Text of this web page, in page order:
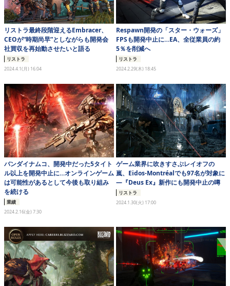
リストラ最終段階迎えるEmbracer、
CEOが“時期尚早”としながらも開発会
社買収を再始動させたいと語る
リストラ
2024.4.1(月) 16:04
Respawn開発の「スター・ウォーズ」
FPSも開発中止に…EA、全従業員の約
5％を削減へ
リストラ
2024.2.29(木) 18:45
バンダイナムコ、開発中だった5タイト
ル以上を開発中止に…オンラインゲーム
は可能性があるとして今後も取り組み
を続ける
業績
2024.2.16(金) 7:30
ゲーム業界に吹きすさぶレイオフの
嵐、Eidos-Montréalでも97名が対象に
―『Deus Ex』新作にも開発中止の噂
リストラ
2024.1.30(火) 17:00